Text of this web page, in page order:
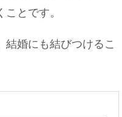
とです。
婚にも結びつけるこ